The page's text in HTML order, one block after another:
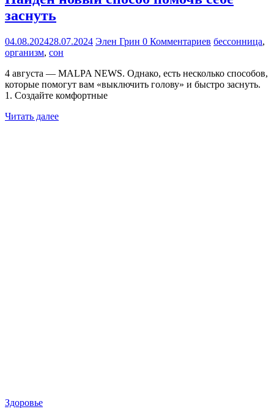
заснуть
04.08.202428.07.2024 Элен Грин 0 Комментариев бессонница,
организм, сон
4 августа — MALPA NEWS. Однако, есть несколько способов,
которые помогут вам «выключить голову» и быстро заснуть.
1. Создайте комфортные
Читать далее
Здоровье